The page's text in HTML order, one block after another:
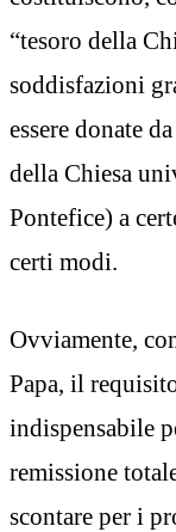
“tesoro della
soddisfazioni
essere donate
della Chiesa
Pontefice) a
certi modi.
Ovviamente,
Papa, il
indispensabile
remissione
scontare per i